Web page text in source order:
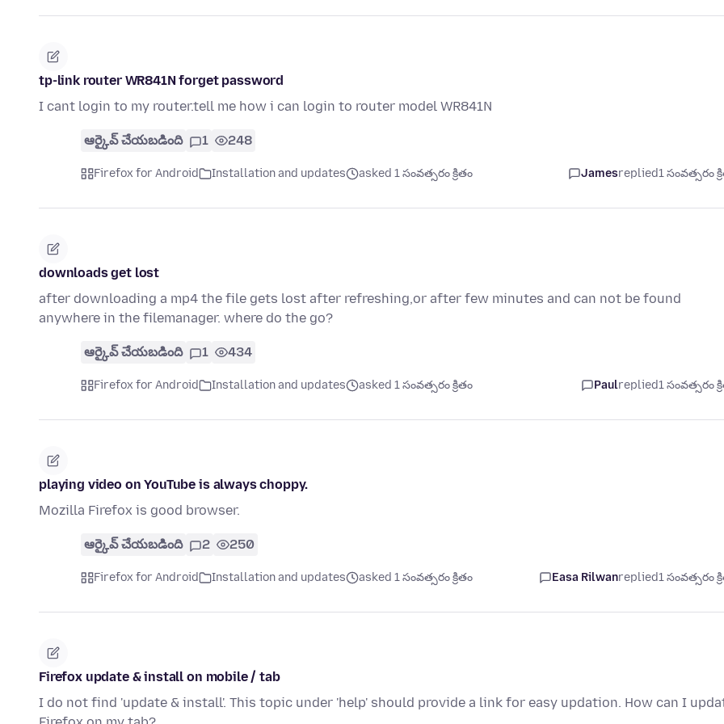
tp-link router WR841N forget password
I cant login to my router.tell me how i can login to router model WR841N
ఆర్కైవ్ చేయబడింది 1 248
Firefox for Android Installation and updates asked 1 సంవత్సరం క్రితం Jamesreplied1 సంవత్సరం
downloads get lost
after downloading a mp4 the file gets lost after refreshing,or after few minutes and can not be found
anywhere in the filemanager. where do the go?
ఆర్కైవ్ చేయబడింది 1 434
Firefox for Android Installation and updates asked 1 సంవత్సరం క్రితం Paulreplied1 సంవత్సరం
playing video on YouTube is always choppy.
Mozilla Firefox is good browser.
ఆర్కైవ్ చేయబడింది 2 250
Firefox for Android Installation and updates asked 1 సంవత్సరం క్రితం Easa Rilwanreplied1 సంవత్సరం
Firefox update & install on mobile / tab
I do not find 'update & install'. This topic under 'help' should provide a link for easy updation. How can I